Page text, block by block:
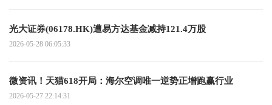
光大证券(06178.HK)遭易方达基金减持121.4万股
2026-05-28 06:05:33
微资讯！天猫618开局：海尔空调唯一逆势正增跑赢行业
2026-05-27 22:14:31